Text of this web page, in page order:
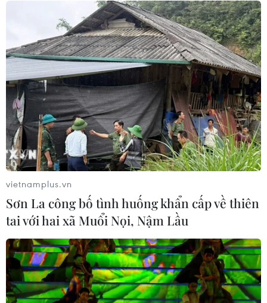
vietnamplus.vn
Sơn La công bố tình huống khẩn cấp về thiên
tai với hai xã Muổi Nọi, Nậm Lầu